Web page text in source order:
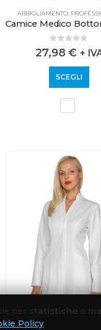
ABBIGLIAMENTO,
0out of 5
27,98 € +
SCEGLI
per statistiche e
Policy.